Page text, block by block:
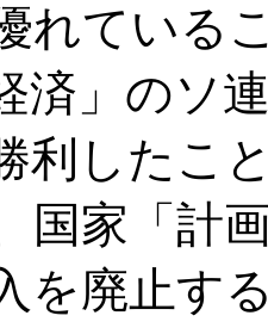
れている
済」のソ
利したこ
国家「計
を廃止す